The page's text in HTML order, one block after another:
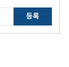
등록